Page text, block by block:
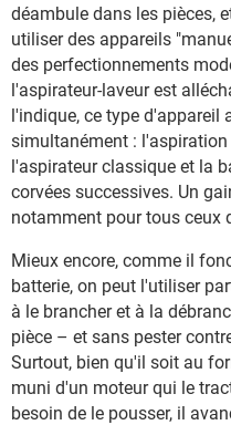
déambule dans les pièces,
utiliser des appareils
des perfectionnements
l'aspirateur-laveur est
l'indique, ce type d'appareil
simultanément : l'aspiration
l'aspirateur classique et la
corvées successives. Un
notamment pour tous ceux
Mieux encore, comme il
batterie, on peut l'utiliser
à le brancher et à la
pièce – et sans pester
Surtout, bien qu'il soit au
muni d'un moteur qui le
besoin de le pousser, il